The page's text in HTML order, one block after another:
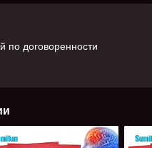
по договоренности